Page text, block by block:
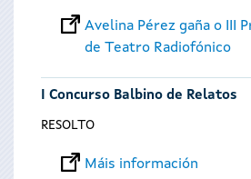
Avelina Pérez gaña o III
de Teatro Radiofónico
I Concurso Balbino de Relatos
RESOLTO
Máis información